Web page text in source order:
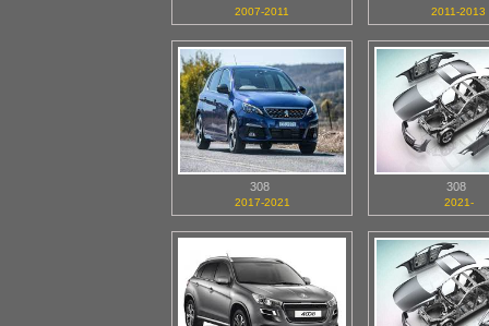
2007-2011 2011-2013
308
2017-2021
308
2021-